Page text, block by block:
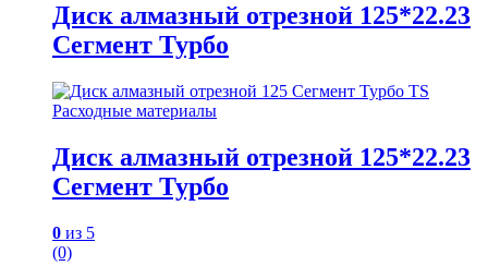
Диск алмазный отрезной 125*22.23
Сегмент Турбо
Расходные материалы
Диск алмазный отрезной 125*22.23
Сегмент Турбо
0 из 5
(0)